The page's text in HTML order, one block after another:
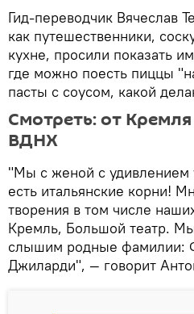
Гид-переводчик Вячеслав
как путешественники,
кухне, просили показать
где можно поесть пиццы
пасты с соусом, какой
Смотреть: от
ВДНХ
"Мы с женой с удивлением
есть итальянские корни!
творения в том числе
Кремль, Большой театр.
слышим родные фамилии:
Джиларди", — говорит